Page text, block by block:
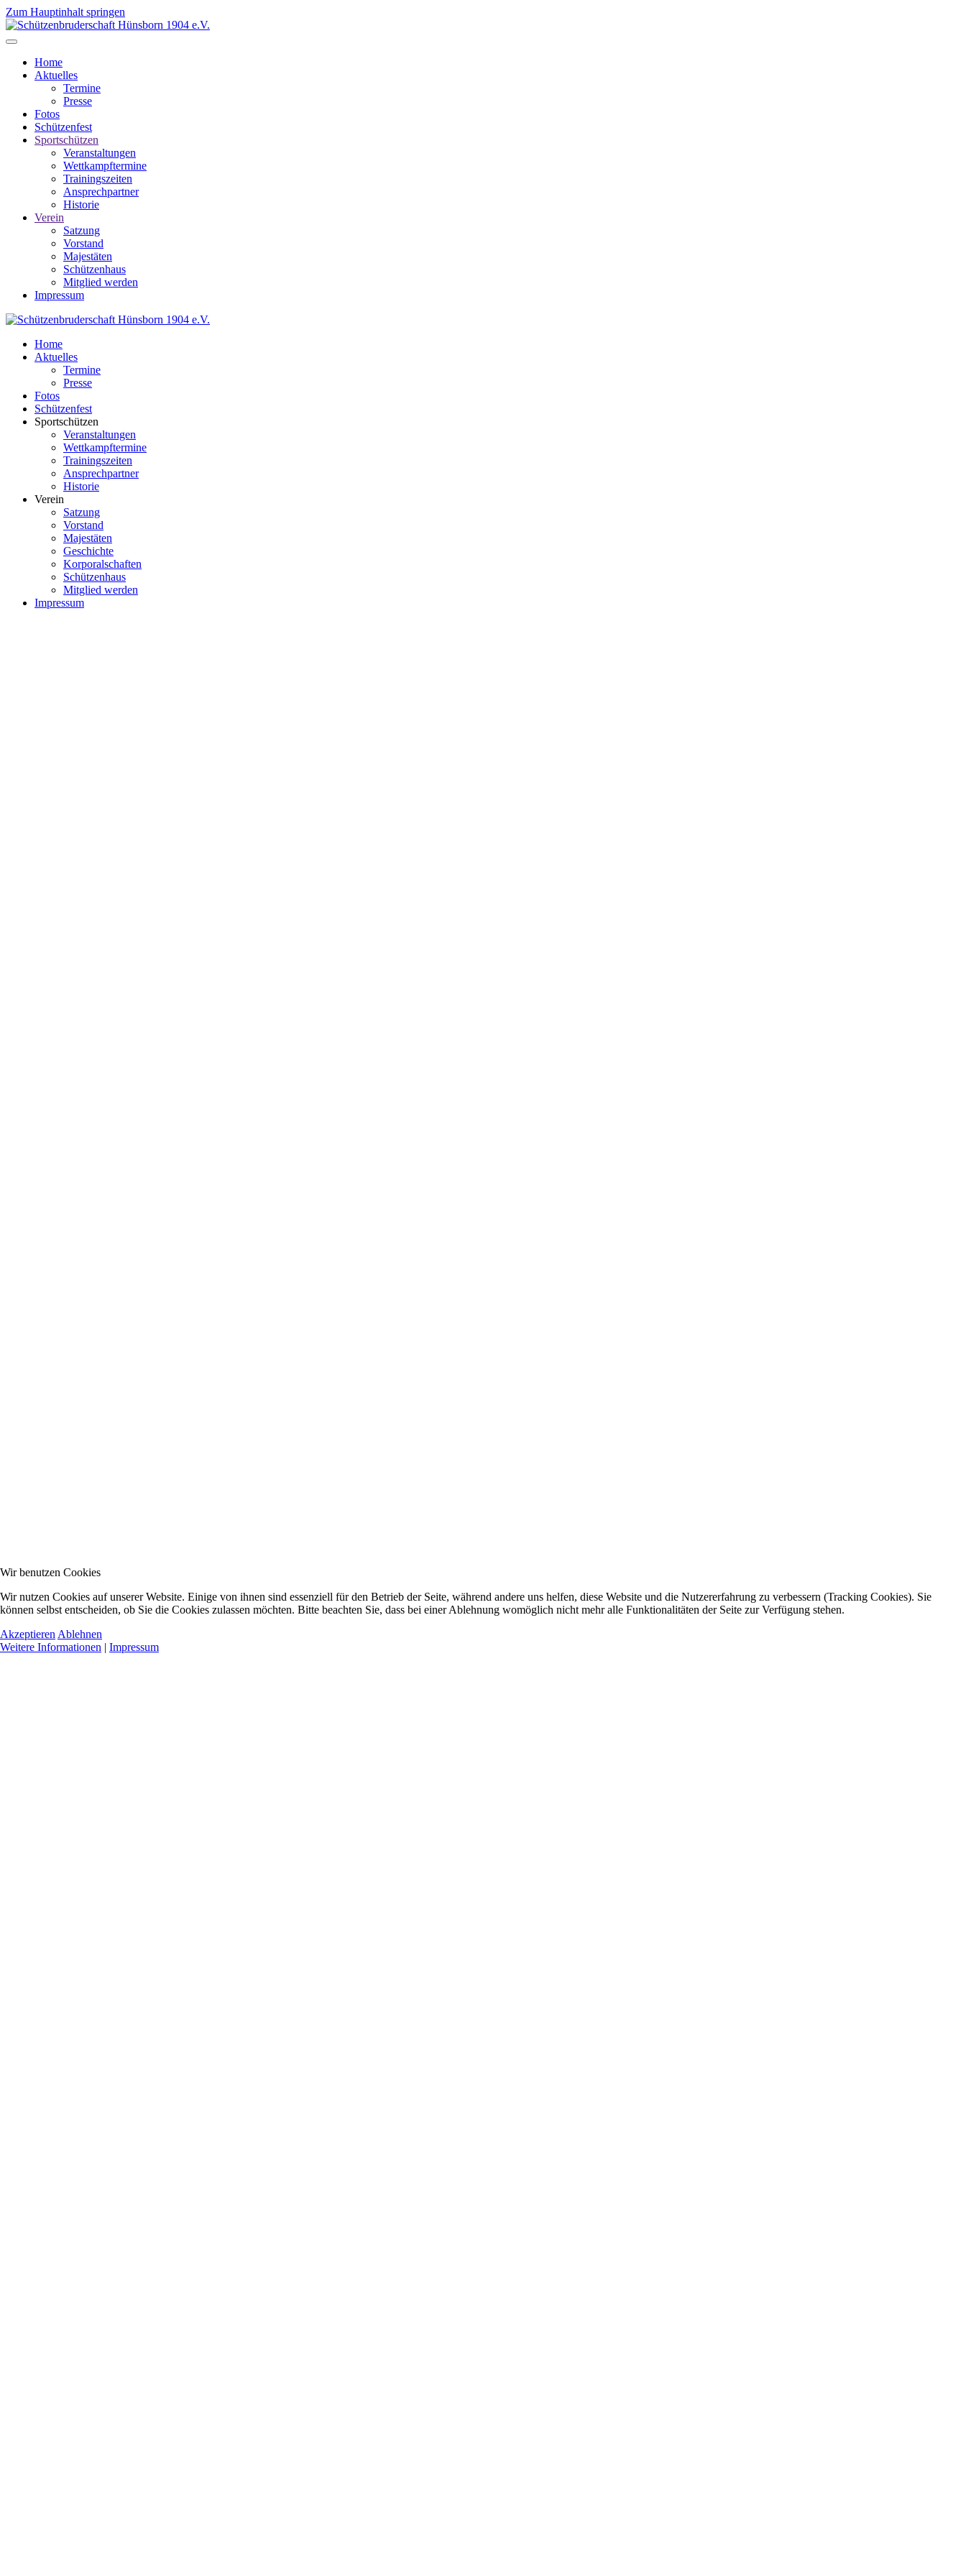
Zum Hauptinhalt springen
Home
Aktuelles
Termine
Presse
Fotos
Schützenfest
Sportschützen
Veranstaltungen
Wettkampftermine
Trainingszeiten
Ansprechpartner
Historie
Verein
Satzung
Vorstand
Majestäten
Schützenhaus
Mitglied werden
Impressum
Home
Aktuelles
Termine
Presse
Fotos
Schützenfest
Sportschützen
Veranstaltungen
Wettkampftermine
Trainingszeiten
Ansprechpartner
Historie
Verein
Satzung
Vorstand
Majestäten
Geschichte
Korporalschaften
Schützenhaus
Mitglied werden
Impressum
Wir benutzen Cookies
Wir nutzen Cookies auf unserer Website. Einige von ihnen sind essenziell für den Betrieb der Seite, während andere uns helfen, diese Website und die Nutzererfahrung zu verbessern (Tracking Cookies). Sie
können selbst entscheiden, ob Sie die Cookies zulassen möchten. Bitte beachten Sie, dass bei einer Ablehnung womöglich nicht mehr alle Funktionalitäten der Seite zur Verfügung stehen.
Akzeptieren Ablehnen
Weitere Informationen | Impressum